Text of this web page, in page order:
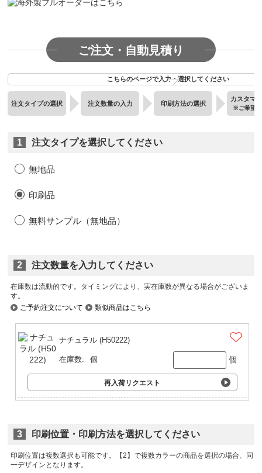
ご注文・自動見積り
こちらのページで入力・選択してください
注文タイプの選択 注文数量の入力 印刷方法の選択
カスタマ
※ご希望
1 注文タイプを選択してください
無地品
印刷品
無料サンプル（無地品）
2 注文数量を入力してください
在庫数は流動的です。タイミングにより、実在庫数が異なる場合がございま
す。
ご予約注文について
類似商品はこちら
ナチュラル (H50222)
在庫数: 個 個
再入荷リクエスト
3 印刷位置・印刷方法を選択してください
印刷位置は複数選択も可能です。